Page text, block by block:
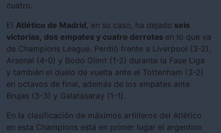
cuatro.
El Atlético de Madrid, en su caso, ha dejado seis
victorias, dos empates y cuatro derrotas en lo que va
de Champions League. Perdió frente a Liverpool (3-2),
Arsenal (4-0) y Bodo Glimt (1-2) durante la Fase Liga
y también el duelo de vuelta ante el Tottenham (3-2)
en octavos de final, además de los empates ante
Brujas (3-3) y Galatasaray (1-1).
En la clasificación de máximos artilleros del Atlético
en esta Champions está en primer lugar el argentino